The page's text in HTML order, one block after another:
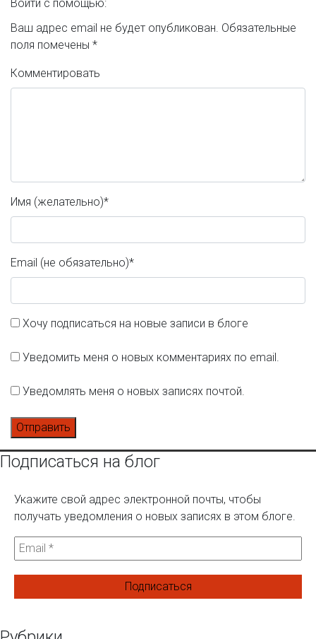
Войти с помощью:
Ваш адрес email не будет опубликован. Обязательные
поля помечены *
Комментировать
Имя (желательно)*
Email (не обязательно)*
Хочу подписаться на новые записи в блоге
Уведомить меня о новых комментариях по email.
Уведомлять меня о новых записях почтой.
Подписаться на блог
Укажите свой адрес электронной почты, чтобы
получать уведомления о новых записях в этом блоге.